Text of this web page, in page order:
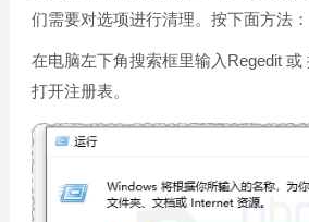
们需要对选项进行清理。按下面方法：
在电脑左下角搜索框里输入Regedit 或
打开注册表。